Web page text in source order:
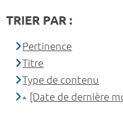
TRIER PAR :
Pertinence
Titre
Type de contenu
[Date de dernière